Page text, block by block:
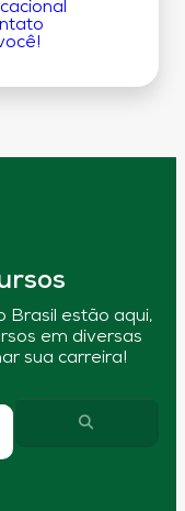
Brasil estão aqui,
em diversas
sua carreira!